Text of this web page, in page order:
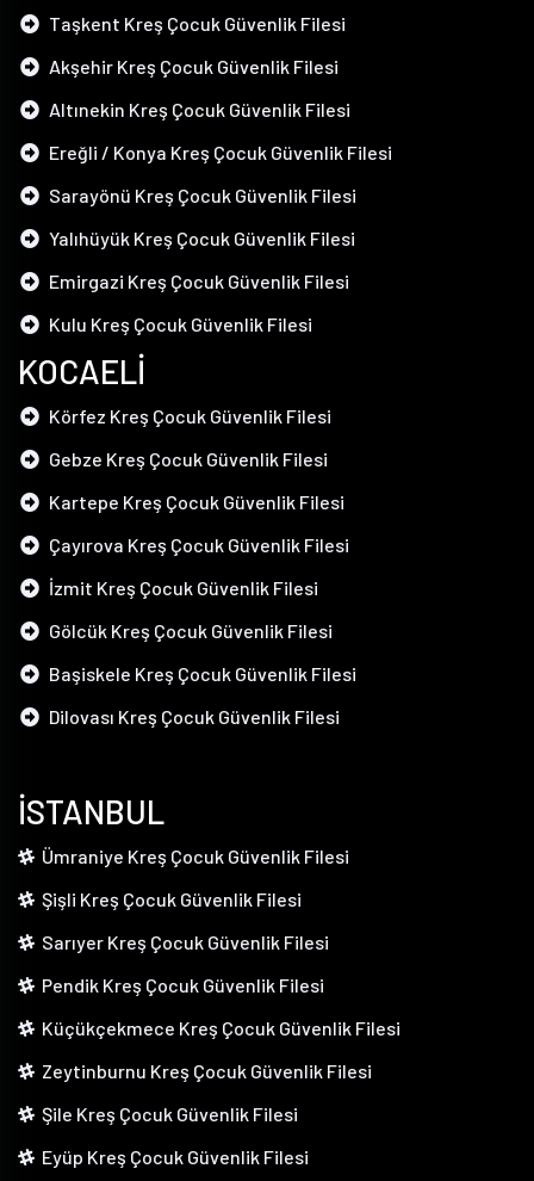
Taşkent Kreş Çocuk Güvenlik Filesi
Akşehir Kreş Çocuk Güvenlik Filesi
Altınekin Kreş Çocuk Güvenlik Filesi
Ereğli / Konya Kreş Çocuk Güvenlik Filesi
Sarayönü Kreş Çocuk Güvenlik Filesi
Yalıhüyük Kreş Çocuk Güvenlik Filesi
Emirgazi Kreş Çocuk Güvenlik Filesi
Kulu Kreş Çocuk Güvenlik Filesi
KOCAELİ
Körfez Kreş Çocuk Güvenlik Filesi
Gebze Kreş Çocuk Güvenlik Filesi
Kartepe Kreş Çocuk Güvenlik Filesi
Çayırova Kreş Çocuk Güvenlik Filesi
İzmit Kreş Çocuk Güvenlik Filesi
Gölcük Kreş Çocuk Güvenlik Filesi
Başiskele Kreş Çocuk Güvenlik Filesi
Dilovası Kreş Çocuk Güvenlik Filesi
İSTANBUL
Ümraniye Kreş Çocuk Güvenlik Filesi
Şişli Kreş Çocuk Güvenlik Filesi
Sarıyer Kreş Çocuk Güvenlik Filesi
Pendik Kreş Çocuk Güvenlik Filesi
Küçükçekmece Kreş Çocuk Güvenlik Filesi
Zeytinburnu Kreş Çocuk Güvenlik Filesi
Şile Kreş Çocuk Güvenlik Filesi
Eyüp Kreş Çocuk Güvenlik Filesi